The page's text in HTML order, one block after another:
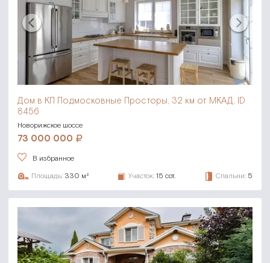
Дом в КП Подмосковные Просторы, 32 км от МКАД, ID
8456
Новорижское шоссе
73 000 000
В избранное
Площадь: 330 м² Участок: 15 сот. Спальни: 5